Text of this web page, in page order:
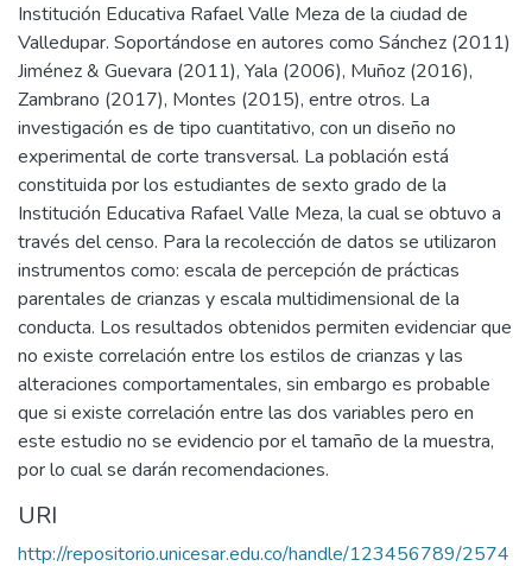
Institución Educativa Rafael Valle Meza de la ciudad de
Valledupar. Soportándose en autores como Sánchez (2011)
Jiménez & Guevara (2011), Yala (2006), Muñoz (2016),
Zambrano (2017), Montes (2015), entre otros. La
investigación es de tipo cuantitativo, con un diseño no
experimental de corte transversal. La población está
constituida por los estudiantes de sexto grado de la
Institución Educativa Rafael Valle Meza, la cual se obtuvo a
través del censo. Para la recolección de datos se utilizaron
instrumentos como: escala de percepción de prácticas
parentales de crianzas y escala multidimensional de la
conducta. Los resultados obtenidos permiten evidenciar que
no existe correlación entre los estilos de crianzas y las
alteraciones comportamentales, sin embargo es probable
que si existe correlación entre las dos variables pero en
este estudio no se evidencio por el tamaño de la muestra,
por lo cual se darán recomendaciones.
URI
http://repositorio.unicesar.edu.co/handle/123456789/2574